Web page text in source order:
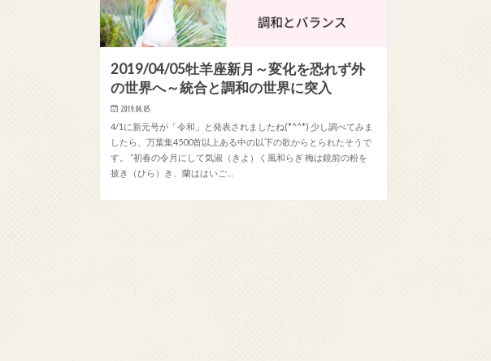
2019/04/05牡羊座新月～変化を恐れず外
の世界へ～統合と調和の世界に突入
2019.04.05
4/1に新元号が「令和」と発表されましたね(*^^*) 少し調べてみま
したら、万葉集4500首以上ある中の以下の歌からとられたそうで
す。 ”初春の令月にして気淑（きよ）く風和らぎ 梅は鏡前の粉を
披き（ひら）き、蘭ははいご…